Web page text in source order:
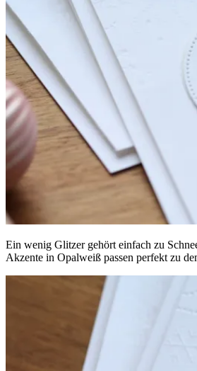
Ein wenig Glitzer gehört einfach zu
Akzente in Opalweiß passen perfekt zu